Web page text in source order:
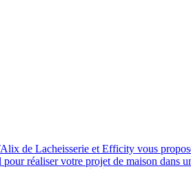
Lacheisserie et Efficity vous
réaliser votre projet de maison dans